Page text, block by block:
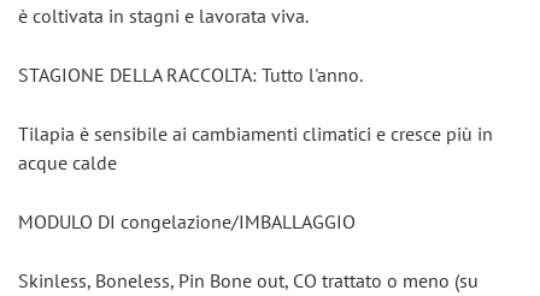
è coltivata in stagni e lavorata viva.
STAGIONE DELLA RACCOLTA: Tutto l'anno.
Tilapia è sensibile ai cambiamenti climatici e cresce più in
acque calde
MODULO DI congelazione/IMBALLAGGIO
Skinless, Boneless, Pin Bone out, CO trattato o meno (su